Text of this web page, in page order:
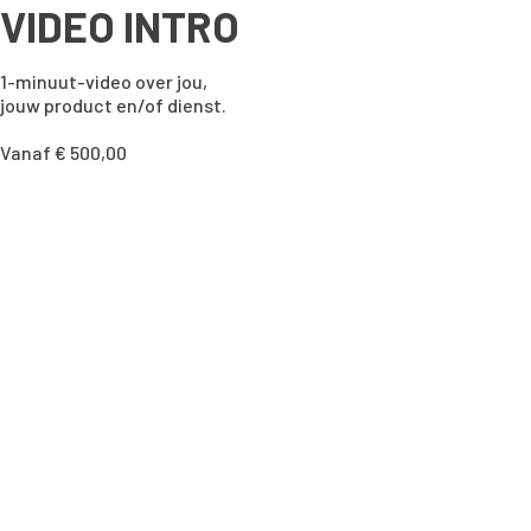
VIDEO INTRO
1-minuut-video over jou,
jouw product en/of dienst.
Vanaf € 500,00